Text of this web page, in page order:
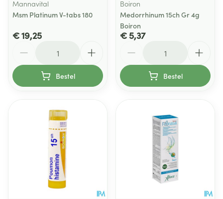
Mannavital
Msm Platinum V-tabs 180
€ 19,25
Bestel
Boiron
Medorrhinum 15ch Gr 4g
Boiron
€ 5,37
Bestel